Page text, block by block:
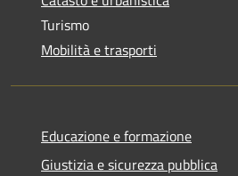
Turismo
Mobilità e trasporti
Educazione e formazione
Giustizia e sicurezza pubblica